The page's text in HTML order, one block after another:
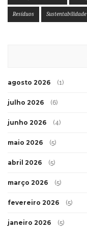
Resíduos Sustentabilidade
agosto 2026 (1)
julho 2026 (6)
junho 2026 (4)
maio 2026 (5)
abril 2026 (5)
março 2026 (5)
fevereiro 2026 (5)
janeiro 2026 (5)